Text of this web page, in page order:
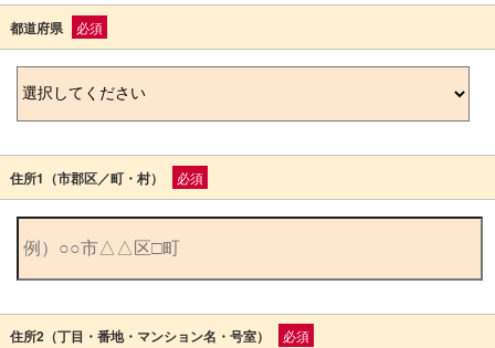
都道府県 必須
住所1（市郡区／町・村） 必須
住所2（丁目・番地・マンション名・号室） 必須